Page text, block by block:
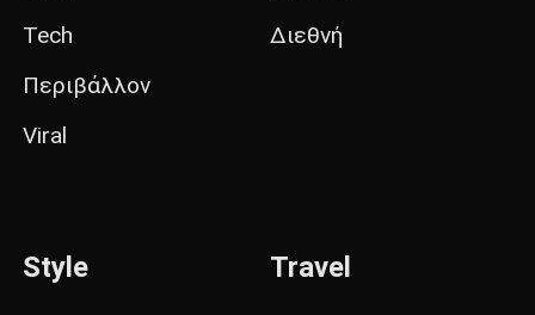
Tech
Περιβάλλον
Viral
Διεθνή
Style Travel